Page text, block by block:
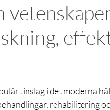
inslag i det moderna
rehabilitering